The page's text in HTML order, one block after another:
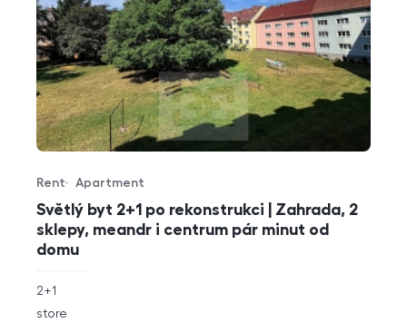
Světlý byt 2+1 po rekonstrukci | Zahrada, 2
sklepy, meandr i centrum pár minut od
domu
Offer type
Rent
Property type
Apartment
rozměry
disposition
2+1
funkce
store